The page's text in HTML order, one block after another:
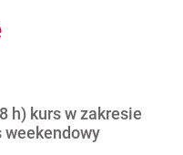
h) kurs w zakresie
weekendowy